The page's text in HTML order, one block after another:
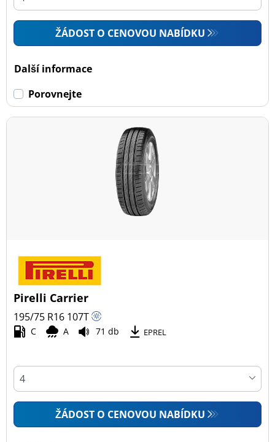
ŽÁDOST O CENOVOU NABÍDKU
Další informace
Porovnejte
Pirelli Carrier
195/75 R16 107T
C A 71 db EPREL
ŽÁDOST O CENOVOU NABÍDKU